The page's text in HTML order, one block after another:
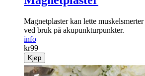
Magnetplaster kan lette
ved bruk på akupunkturpunkter.
info
kr99
Kjøp